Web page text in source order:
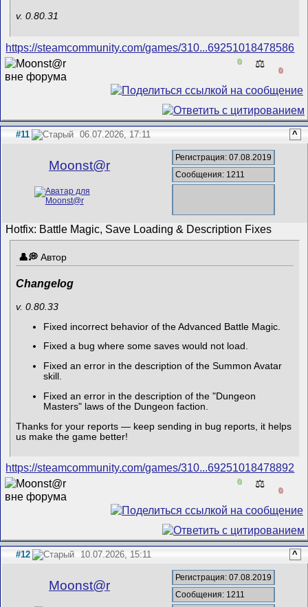
v. 0.80.31
https://steamcommunity.com/games/310...69251018478586
0 ⚖️
0
#11 06.07.2026, 17:11 ^
Mооnst@r
Регистрация: 07.08.2019
Сообщения: 1211
Hotfix: Battle Magic, Save Loading & Description Fixes
Автор
Changelog
v. 0.80.33
Fixed incorrect behavior of the Advanced Battle Magic.
Fixed a bug where some saves would not load.
Fixed an error in the description of the Summon Avatar
skill.
Fixed an error in the description of the "Dungeon
Masters" laws of the Dungeon faction.
Thanks for your reports — keep sending in bug reports, it helps
us make the game better!
https://steamcommunity.com/games/310...69251018478892
0 ⚖️
0
#12 10.07.2026, 15:11 ^
Mооnst@r
Регистрация: 07.08.2019
Сообщения: 1211